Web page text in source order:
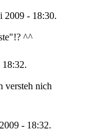
2009 - 18:30.
^^
versteh nich
- 18:32.